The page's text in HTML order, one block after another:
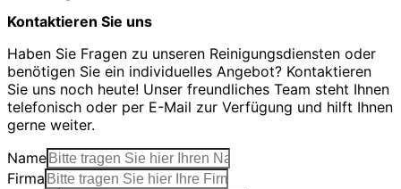
Kontaktieren Sie uns
Haben Sie Fragen zu unseren Reinigungsdiensten oder
benötigen Sie ein individuelles Angebot? Kontaktieren
Sie uns noch heute! Unser freundliches Team steht Ihnen
telefonisch oder per E-Mail zur Verfügung und hilft Ihnen
gerne weiter.
Name
Firma